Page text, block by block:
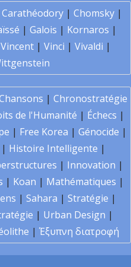
Carathéodory| Chomsky|
| Galois | Kornaros |
Vincent | Vinci | Vivaldi |
| Chronostratégie
de l'Humanité | Échecs |
| Free Korea | Génocide |
| Histoire Intelligente |
| Innovation |
| Koan | Mathématiques |
| Sahara | Stratégie |
| Urban Design |
| Έξυπνη διατροφή